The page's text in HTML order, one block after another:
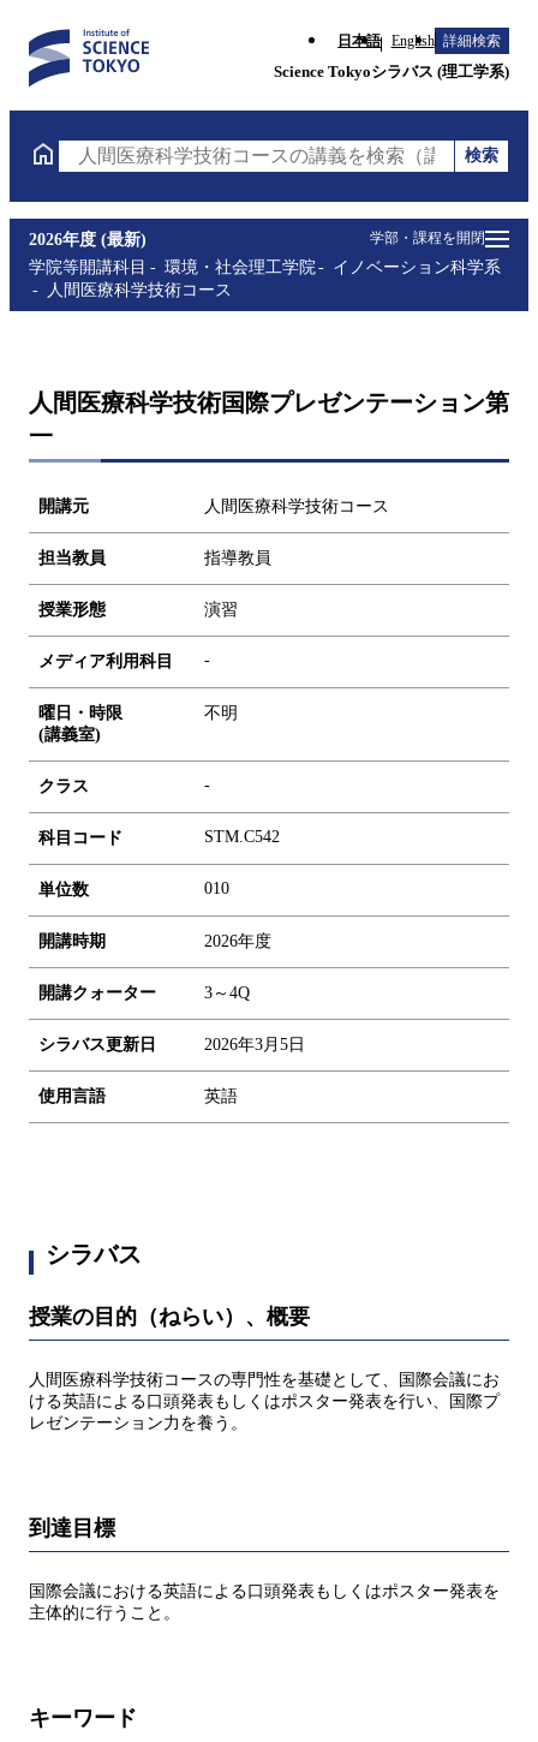
日本語 English 詳細検索
Science Tokyoシラバス (理工学系)
人間医療科学技術コースの講義を検索（講義名・科
検索
学部・課程を開閉
2026年度 (最新)
学院等開講科目
環境・社会理工学院
イノベーション科学系
人間医療科学技術コース
人間医療科学技術国際プレゼンテーション第
一
開講元 人間医療科学技術コース
担当教員 指導教員
授業形態 演習
メディア利用科目 -
曜日・時限
(講義室)
不明
クラス -
科目コード STM.C542
単位数 010
開講時期 2026年度
開講クォーター 3～4Q
シラバス更新日 2026年3月5日
使用言語 英語
シラバス
授業の目的（ねらい）、概要
人間医療科学技術コースの専門性を基礎として、国際会議にお
ける英語による口頭発表もしくはポスター発表を行い、国際プ
レゼンテーション力を養う。
到達目標
国際会議における英語による口頭発表もしくはポスター発表を
主体的に行うこと。
キーワード